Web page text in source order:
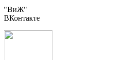
"ВиЖ"
ВКонтакте